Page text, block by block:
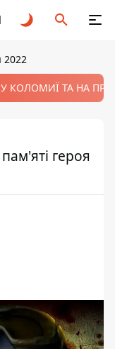
2022
КОЛОМИЇ ТА НА
героя